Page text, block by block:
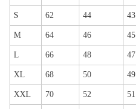
S 62 44 43
M 64 46 45
L 66 48 47
XL 68 50 49
XXL 70 52 51